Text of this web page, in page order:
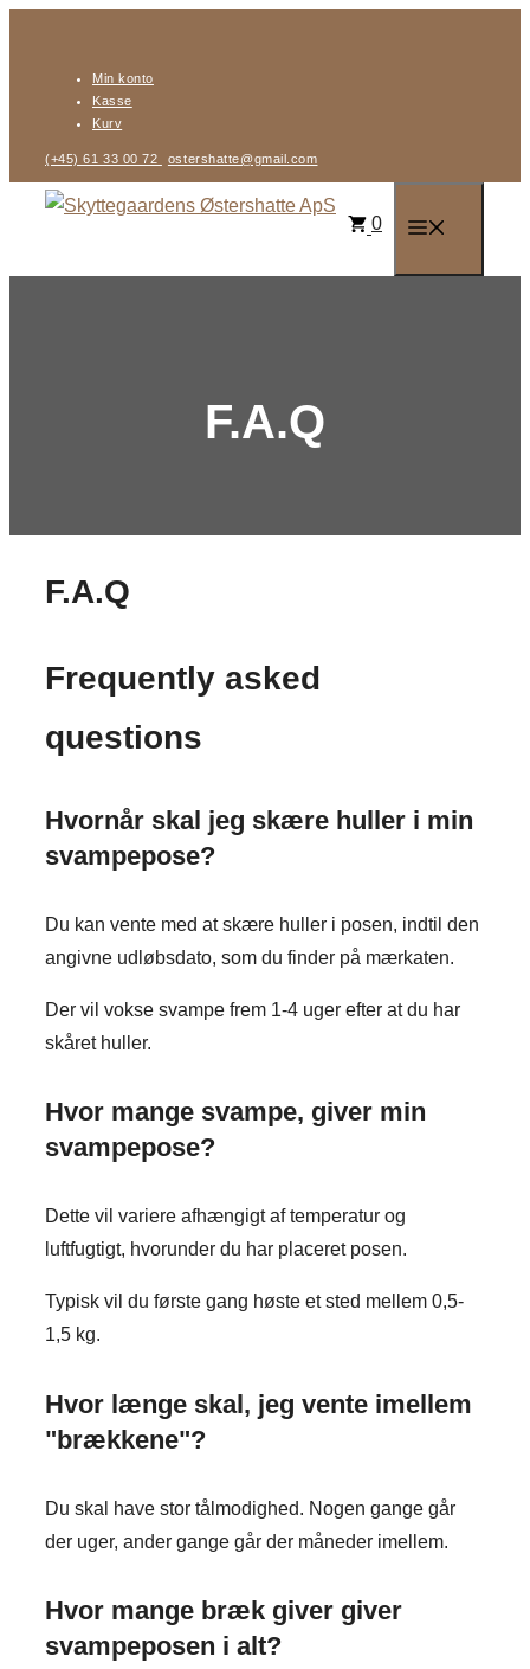
Min konto
Kasse
Kurv
(+45) 61 33 00 72 ostershatte@gmail.com
0
F.A.Q
F.A.Q
Frequently asked
questions
Hvornår skal jeg skære huller i min
svampepose?
Du kan vente med at skære huller i posen, indtil den
angivne udløbsdato, som du finder på mærkaten.
Der vil vokse svampe frem 1-4 uger efter at du har
skåret huller.
Hvor mange svampe, giver min
svampepose?
Dette vil variere afhængigt af temperatur og
luftfugtigt, hvorunder du har placeret posen.
Typisk vil du første gang høste et sted mellem 0,5-
1,5 kg.
Hvor længe skal, jeg vente imellem
"brækkene"?
Du skal have stor tålmodighed. Nogen gange går
der uger, ander gange går der måneder imellem.
Hvor mange bræk giver giver
svampeposen i alt?